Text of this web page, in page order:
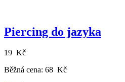
Piercing do jazyka
19 Kč
Běžná cena: 68 Kč